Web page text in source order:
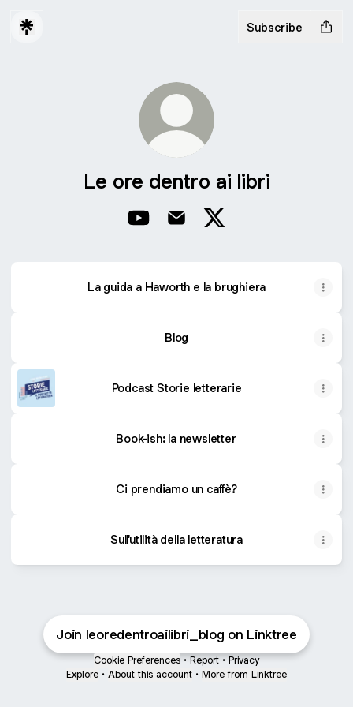
Subscribe
Le ore dentro ai libri
La guida a Haworth e la brughiera
Blog
Podcast Storie letterarie
Book-ish: la newsletter
Ci prendiamo un caffè?
Sull'utilità della letteratura
Join leoredentroailibri_blog on Linktree
Cookie Preferences • Report • Privacy
Explore • About this account • More from Linktree